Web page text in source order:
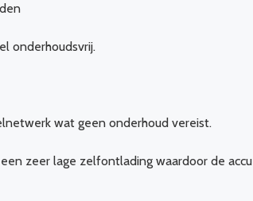
onderhoudsvrij.
wat geen onderhoud vereist.
zeer lage zelfontlading waardoor de accu